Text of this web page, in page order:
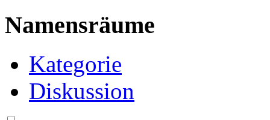
Namensräume
Kategorie
Diskussion